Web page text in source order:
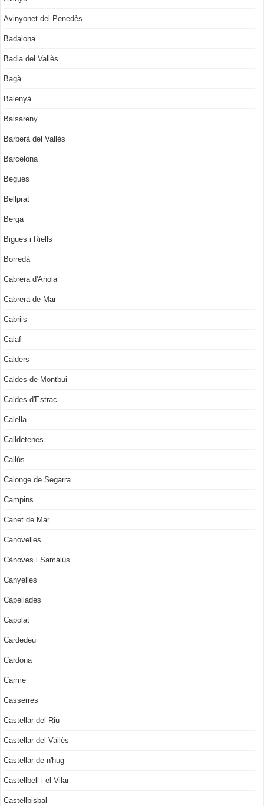
Avinyonet del Penedès
Badalona
Badia del Vallès
Bagà
Balenyà
Balsareny
Barberà del Vallès
Barcelona
Begues
Bellprat
Berga
Bigues i Riells
Borredà
Cabrera d'Anoia
Cabrera de Mar
Cabrils
Calaf
Calders
Caldes de Montbui
Caldes d'Estrac
Calella
Calldetenes
Callús
Calonge de Segarra
Campins
Canet de Mar
Canovelles
Cànoves i Samalús
Canyelles
Capellades
Capolat
Cardedeu
Cardona
Carme
Casserres
Castellar del Riu
Castellar del Vallès
Castellar de n'hug
Castellbell i el Vilar
Castellbisbal